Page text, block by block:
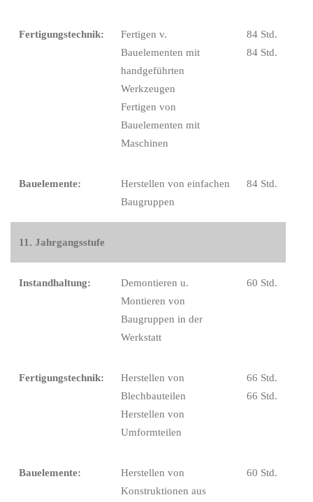
Fertigungstechnik:
Fertigen v.
Bauelementen mit
handgeführten
Werkzeugen
Fertigen von
Bauelementen mit
Maschinen
84 Std.
84 Std.
Bauelemente:
Herstellen von einfachen
Baugruppen
84 Std.
11. Jahrgangsstufe
Instandhaltung:
Demontieren u.
Montieren von
Baugruppen in der
Werkstatt
60 Std.
Fertigungstechnik:
Herstellen von
Blechbauteilen
Herstellen von
Umformteilen
66 Std.
66 Std.
Bauelemente:
Herstellen von
Konstruktionen aus
60 Std.